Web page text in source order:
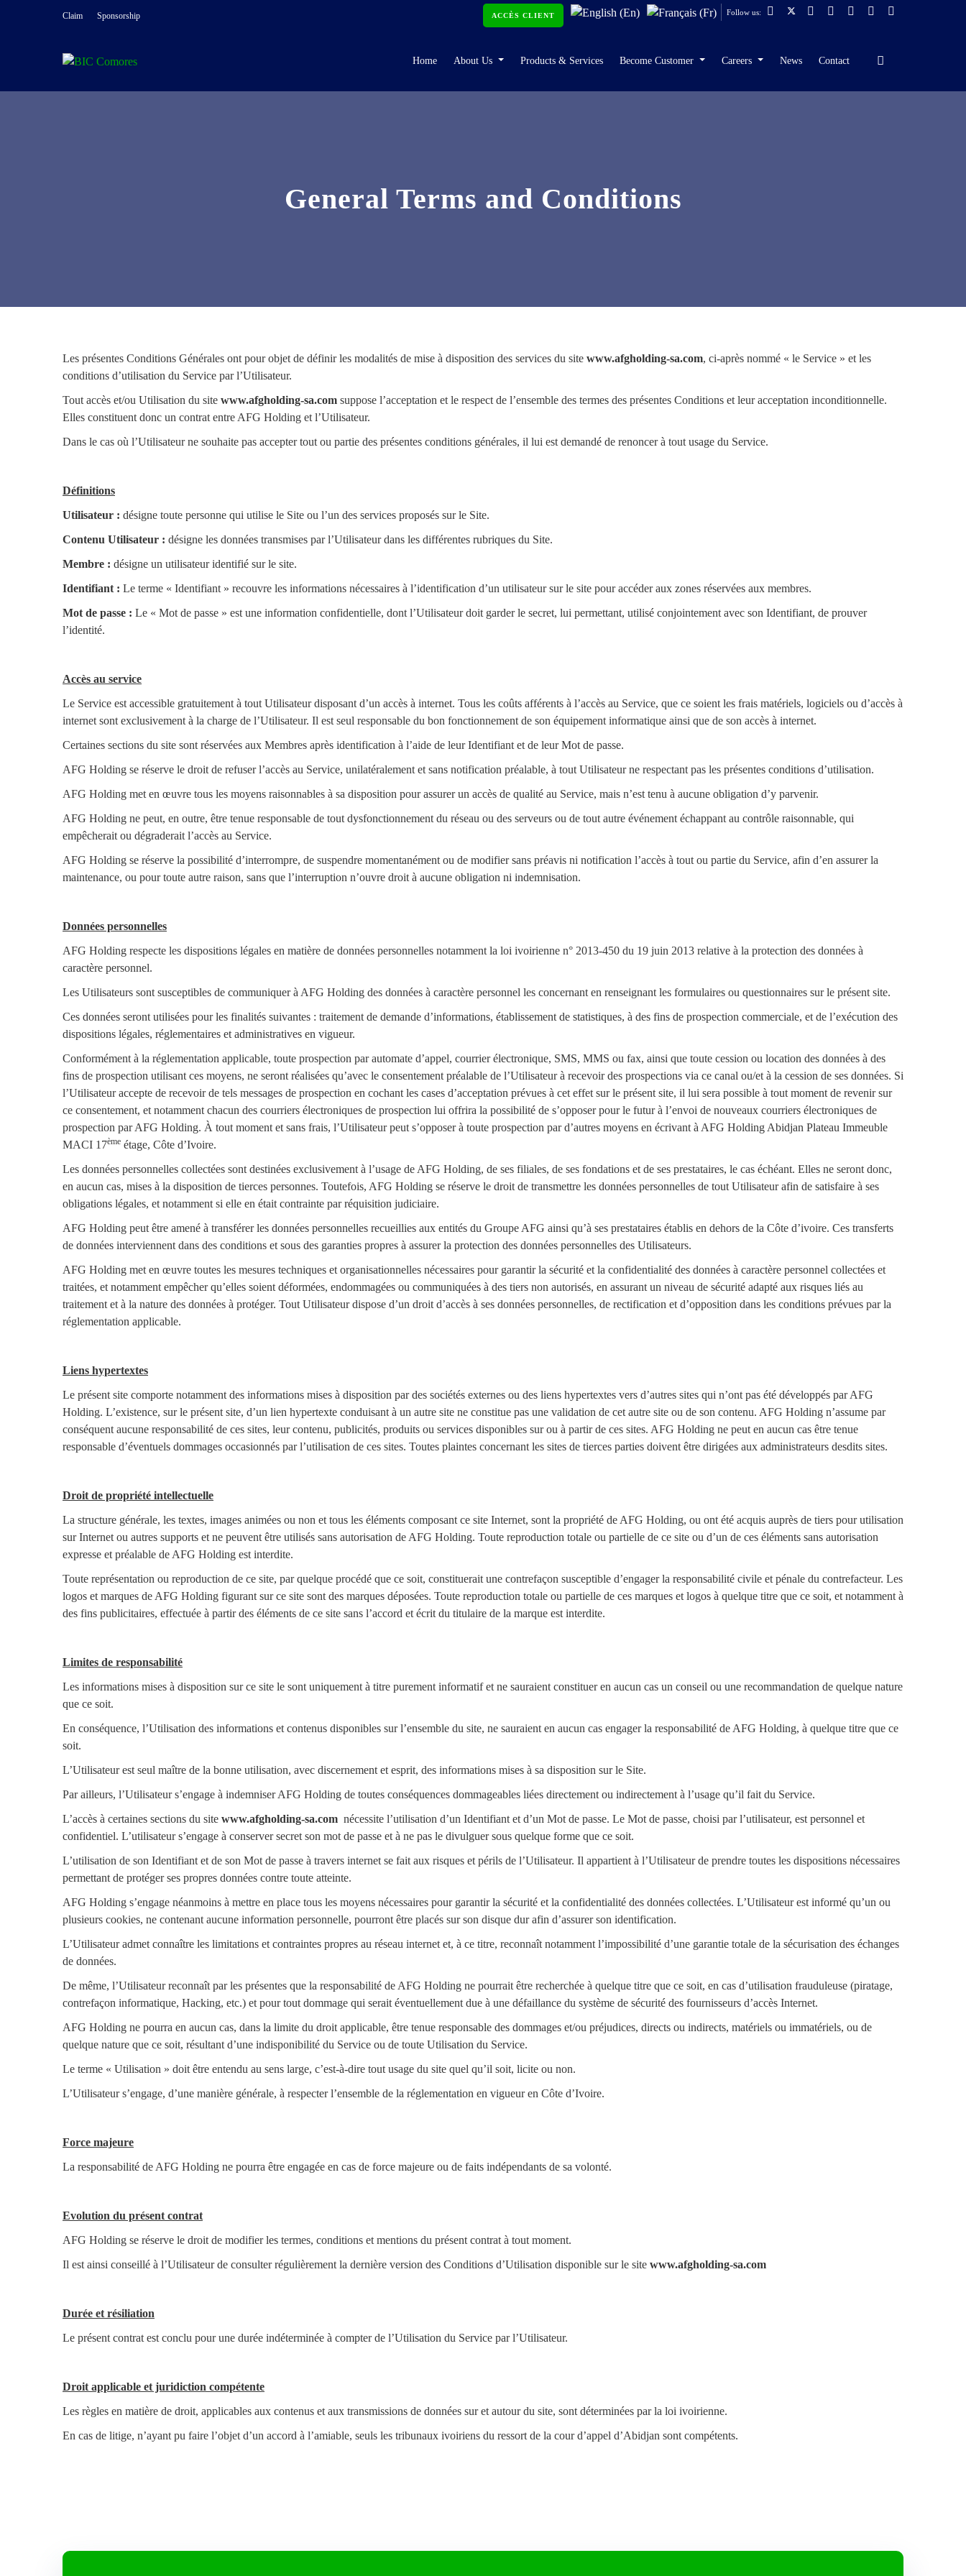
Claim Sponsorship ACCÈS CLIENT Follow us:
Home About Us Products & Services Become Customer Careers News Contact
General Terms and Conditions
Les présentes Conditions Générales ont pour objet de définir les modalités de mise à disposition des services du site www.afgholding-sa.com, ci-après nommé « le Service » et les
conditions d’utilisation du Service par l’Utilisateur.
Tout accès et/ou Utilisation du site www.afgholding-sa.com suppose l’acceptation et le respect de l’ensemble des termes des présentes Conditions et leur acceptation inconditionnelle.
Elles constituent donc un contrat entre AFG Holding et l’Utilisateur.
Dans le cas où l’Utilisateur ne souhaite pas accepter tout ou partie des présentes conditions générales, il lui est demandé de renoncer à tout usage du Service.
Définitions
Utilisateur : désigne toute personne qui utilise le Site ou l’un des services proposés sur le Site.
Contenu Utilisateur : désigne les données transmises par l’Utilisateur dans les différentes rubriques du Site.
Membre : désigne un utilisateur identifié sur le site.
Identifiant : Le terme « Identifiant » recouvre les informations nécessaires à l’identification d’un utilisateur sur le site pour accéder aux zones réservées aux membres.
Mot de passe : Le « Mot de passe » est une information confidentielle, dont l’Utilisateur doit garder le secret, lui permettant, utilisé conjointement avec son Identifiant, de prouver
l’identité.​
Accès au service
Le Service est accessible gratuitement à tout Utilisateur disposant d’un accès à internet. Tous les coûts afférents à l’accès au Service, que ce soient les frais matériels, logiciels ou d’accès à
internet sont exclusivement à la charge de l’Utilisateur. Il est seul responsable du bon fonctionnement de son équipement informatique ainsi que de son accès à internet.
Certaines sections du site sont réservées aux Membres après identification à l’aide de leur Identifiant et de leur Mot de passe.
AFG Holding se réserve le droit de refuser l’accès au Service, unilatéralement et sans notification préalable, à tout Utilisateur ne respectant pas les présentes conditions d’utilisation.
AFG Holding met en œuvre tous les moyens raisonnables à sa disposition pour assurer un accès de qualité au Service, mais n’est tenu à aucune obligation d’y parvenir.
AFG Holding ne peut, en outre, être tenue responsable de tout dysfonctionnement du réseau ou des serveurs ou de tout autre événement échappant au contrôle raisonnable, qui
empêcherait ou dégraderait l’accès au Service.
AFG Holding se réserve la possibilité d’interrompre, de suspendre momentanément ou de modifier sans préavis ni notification l’accès à tout ou partie du Service, afin d’en assurer la
maintenance, ou pour toute autre raison, sans que l’interruption n’ouvre droit à aucune obligation ni indemnisation.
Données personnelles
AFG Holding respecte les dispositions légales en matière de données personnelles notamment la loi ivoirienne n° 2013-450 du 19 juin 2013 relative à la protection des données à
caractère personnel.
Les Utilisateurs sont susceptibles de communiquer à AFG Holding des données à caractère personnel les concernant en renseignant les formulaires ou questionnaires sur le présent site.
Ces données seront utilisées pour les finalités suivantes : traitement de demande d’informations, établissement de statistiques, à des fins de prospection commerciale, et de l’exécution des
dispositions légales, réglementaires et administratives en vigueur.
Conformément à la réglementation applicable, toute prospection par automate d’appel, courrier électronique, SMS, MMS ou fax, ainsi que toute cession ou location des données à des
fins de prospection utilisant ces moyens, ne seront réalisées qu’avec le consentement préalable de l’Utilisateur à recevoir des prospections via ce canal ou/et à la cession de ses données. Si
l’Utilisateur accepte de recevoir de tels messages de prospection en cochant les cases d’acceptation prévues à cet effet sur le présent site, il lui sera possible à tout moment de revenir sur
ce consentement, et notamment chacun des courriers électroniques de prospection lui offrira la possibilité de s’opposer pour le futur à l’envoi de nouveaux courriers électroniques de
prospection par AFG Holding. À tout moment et sans frais, l’Utilisateur peut s’opposer à toute prospection par d’autres moyens en écrivant à AFG Holding Abidjan Plateau Immeuble
MACI 17ème étage, Côte d’Ivoire.
Les données personnelles collectées sont destinées exclusivement à l’usage de AFG Holding, de ses filiales, de ses fondations et de ses prestataires, le cas échéant. Elles ne seront donc,
en aucun cas, mises à la disposition de tierces personnes. Toutefois, AFG Holding se réserve le droit de transmettre les données personnelles de tout Utilisateur afin de satisfaire à ses
obligations légales, et notamment si elle en était contrainte par réquisition judiciaire.
AFG Holding peut être amené à transférer les données personnelles recueillies aux entités du Groupe AFG ainsi qu’à ses prestataires établis en dehors de la Côte d’ivoire. Ces transferts
de données interviennent dans des conditions et sous des garanties propres à assurer la protection des données personnelles des Utilisateurs.
AFG Holding met en œuvre toutes les mesures techniques et organisationnelles nécessaires pour garantir la sécurité et la confidentialité des données à caractère personnel collectées et
traitées, et notamment empêcher qu’elles soient déformées, endommagées ou communiquées à des tiers non autorisés, en assurant un niveau de sécurité adapté aux risques liés au
traitement et à la nature des données à protéger. Tout Utilisateur dispose d’un droit d’accès à ses données personnelles, de rectification et d’opposition dans les conditions prévues par la
réglementation applicable.
Liens hypertextes
Le présent site comporte notamment des informations mises à disposition par des sociétés externes ou des liens hypertextes vers d’autres sites qui n’ont pas été développés par AFG
Holding. L’existence, sur le présent site, d’un lien hypertexte conduisant à un autre site ne constitue pas une validation de cet autre site ou de son contenu. AFG Holding n’assume par
conséquent aucune responsabilité de ces sites, leur contenu, publicités, produits ou services disponibles sur ou à partir de ces sites. AFG Holding ne peut en aucun cas être tenue
responsable d’éventuels dommages occasionnés par l’utilisation de ces sites. Toutes plaintes concernant les sites de tierces parties doivent être dirigées aux administrateurs desdits sites.
Droit de propriété intellectuelle
La structure générale, les textes, images animées ou non et tous les éléments composant ce site Internet, sont la propriété de AFG Holding, ou ont été acquis auprès de tiers pour utilisation
sur Internet ou autres supports et ne peuvent être utilisés sans autorisation de AFG Holding. Toute reproduction totale ou partielle de ce site ou d’un de ces éléments sans autorisation
expresse et préalable de AFG Holding est interdite.
Toute représentation ou reproduction de ce site, par quelque procédé que ce soit, constituerait une contrefaçon susceptible d’engager la responsabilité civile et pénale du contrefacteur. Les
logos et marques de AFG Holding figurant sur ce site sont des marques déposées. Toute reproduction totale ou partielle de ces marques et logos à quelque titre que ce soit, et notamment à
des fins publicitaires, effectuée à partir des éléments de ce site sans l’accord et écrit du titulaire de la marque est interdite.
Limites de responsabilité
Les informations mises à disposition sur ce site le sont uniquement à titre purement informatif et ne sauraient constituer en aucun cas un conseil ou une recommandation de quelque nature
que ce soit.
En conséquence, l’Utilisation des informations et contenus disponibles sur l’ensemble du site, ne sauraient en aucun cas engager la responsabilité de AFG Holding, à quelque titre que ce
soit.
L’Utilisateur est seul maître de la bonne utilisation, avec discernement et esprit, des informations mises à sa disposition sur le Site.
Par ailleurs, l’Utilisateur s’engage à indemniser AFG Holding de toutes conséquences dommageables liées directement ou indirectement à l’usage qu’il fait du Service.
L’accès à certaines sections du site www.afgholding-sa.com nécessite l’utilisation d’un Identifiant et d’un Mot de passe. Le Mot de passe, choisi par l’utilisateur, est personnel et
confidentiel. L’utilisateur s’engage à conserver secret son mot de passe et à ne pas le divulguer sous quelque forme que ce soit.
L’utilisation de son Identifiant et de son Mot de passe à travers internet se fait aux risques et périls de l’Utilisateur. Il appartient à l’Utilisateur de prendre toutes les dispositions nécessaires
permettant de protéger ses propres données contre toute atteinte.
AFG Holding s’engage néanmoins à mettre en place tous les moyens nécessaires pour garantir la sécurité et la confidentialité des données collectées. L’Utilisateur est informé qu’un ou
plusieurs cookies, ne contenant aucune information personnelle, pourront être placés sur son disque dur afin d’assurer son identification.
L’Utilisateur admet connaître les limitations et contraintes propres au réseau internet et, à ce titre, reconnaît notamment l’impossibilité d’une garantie totale de la sécurisation des échanges
de données.
De même, l’Utilisateur reconnaît par les présentes que la responsabilité de AFG Holding ne pourrait être recherchée à quelque titre que ce soit, en cas d’utilisation frauduleuse (piratage,
contrefaçon informatique, Hacking, etc.) et pour tout dommage qui serait éventuellement due à une défaillance du système de sécurité des fournisseurs d’accès Internet.
AFG Holding ne pourra en aucun cas, dans la limite du droit applicable, être tenue responsable des dommages et/ou préjudices, directs ou indirects, matériels ou immatériels, ou de
quelque nature que ce soit, résultant d’une indisponibilité du Service ou de toute Utilisation du Service.
Le terme « Utilisation » doit être entendu au sens large, c’est-à-dire tout usage du site quel qu’il soit, licite ou non.
L’Utilisateur s’engage, d’une manière générale, à respecter l’ensemble de la réglementation en vigueur en Côte d’Ivoire.
Force majeure
La responsabilité de AFG Holding ne pourra être engagée en cas de force majeure ou de faits indépendants de sa volonté.
Evolution du présent contrat
AFG Holding se réserve le droit de modifier les termes, conditions et mentions du présent contrat à tout moment.
Il est ainsi conseillé à l’Utilisateur de consulter régulièrement la dernière version des Conditions d’Utilisation disponible sur le site www.afgholding-sa.com
Durée et résiliation
Le présent contrat est conclu pour une durée indéterminée à compter de l’Utilisation du Service par l’Utilisateur.
Droit applicable et juridiction compétente
Les règles en matière de droit, applicables aux contenus et aux transmissions de données sur et autour du site, sont déterminées par la loi ivoirienne.
En cas de litige, n’ayant pu faire l’objet d’un accord à l’amiable, seuls les tribunaux ivoiriens du ressort de la cour d’appel d’Abidjan sont compétents.